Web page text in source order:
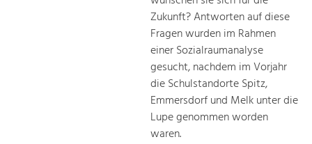
Zukunft? Antworten auf diese
Fragen wurden im Rahmen
einer Sozialraumanalyse
gesucht, nachdem im Vorjahr
die Schulstandorte Spitz,
Emmersdorf und Melk unter die
Lupe genommen worden
waren.